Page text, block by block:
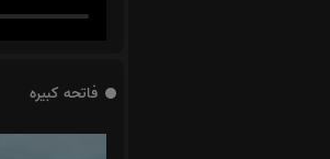
فاتحه کبیره